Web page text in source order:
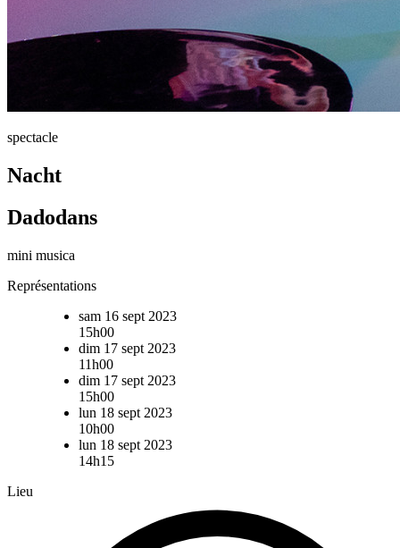
spectacle
Nacht
Dadodans
mini musica
Représentations
sam 16 sept 2023
15h00
dim 17 sept 2023
11h00
dim 17 sept 2023
15h00
lun 18 sept 2023
10h00
lun 18 sept 2023
14h15
Lieu